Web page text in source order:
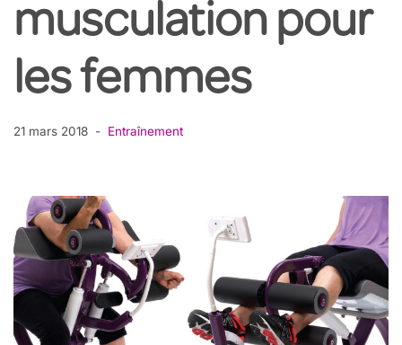
musculation pour
les femmes
21 mars 2018 Entraînement